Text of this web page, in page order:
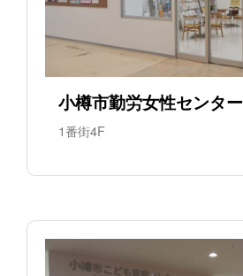
小樽市勤労女性センター
1番街4F